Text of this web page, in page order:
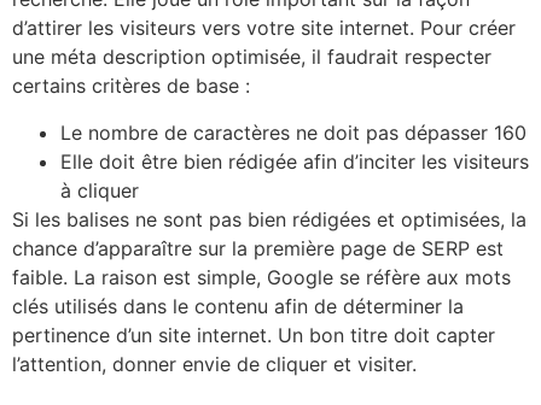
d’attirer les visiteurs vers votre site internet. Pour créer
une méta description optimisée, il faudrait respecter
certains critères de base :
Le nombre de caractères ne doit pas dépasser 160
Elle doit être bien rédigée afin d’inciter les visiteurs
à cliquer
Si les balises ne sont pas bien rédigées et optimisées, la
chance d’apparaître sur la première page de SERP est
faible. La raison est simple, Google se réfère aux mots
clés utilisés dans le contenu afin de déterminer la
pertinence d’un site internet. Un bon titre doit capter
l’attention, donner envie de cliquer et visiter.